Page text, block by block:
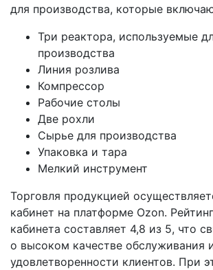
для производства, которые
Три реактора, используемые
производства
Линия розлива
Компрессор
Рабочие столы
Две рохли
Сырье для производства
Упаковка и тара
Мелкий инструмент
Торговля продукцией
кабинет на платформе Ozon.
кабинета составляет 4,8 из 5, что
о высоком качестве обслуживания
удовлетворенности клиентов. При